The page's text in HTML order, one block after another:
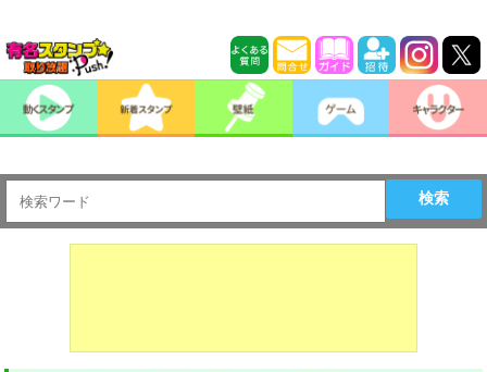
検索